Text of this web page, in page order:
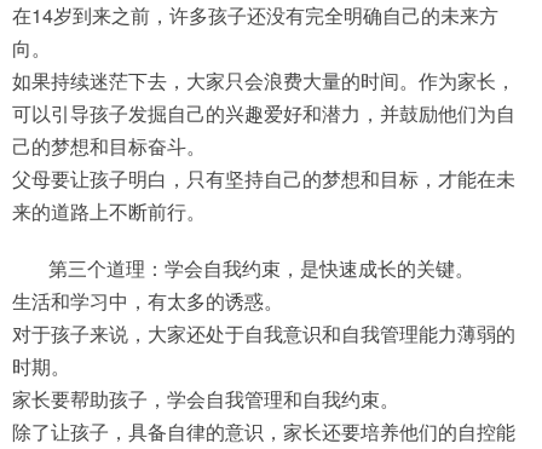
在14岁到来之前，许多孩子还没有完全明确自己的未来方
向。
如果持续迷茫下去，大家只会浪费大量的时间。作为家长，
可以引导孩子发掘自己的兴趣爱好和潜力，并鼓励他们为自
己的梦想和目标奋斗。
父母要让孩子明白，只有坚持自己的梦想和目标，才能在未
来的道路上不断前行。
第三个道理：学会自我约束，是快速成长的关键。
生活和学习中，有太多的诱惑。
对于孩子来说，大家还处于自我意识和自我管理能力薄弱的
时期。
家长要帮助孩子，学会自我管理和自我约束。
除了让孩子，具备自律的意识，家长还要培养他们的自控能